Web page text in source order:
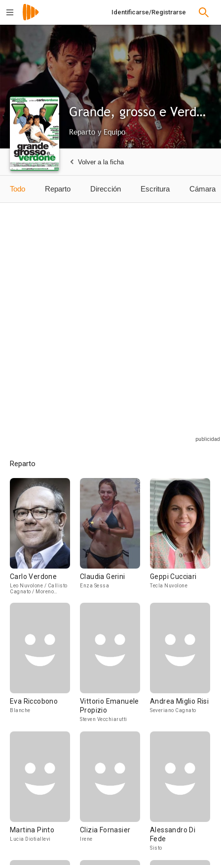
Identificarse/Registrarse
Grande, grosso e Verdone
Reparto y Equipo
Volver a la ficha
Todo Reparto Dirección Escritura Cámara
Reparto
Carlo Verdone
Leo Nuvolone / Callisto
Cagnato / Moreno
L'onorevole
Claudia Gerini
Enza Sessa
Geppi Cucciari
Tecla Nuvolone
Eva Riccobono
Blanche
Vittorio Emanuele
Propizio
Steven Vecchiarutti
Andrea Miglio Risi
Severiano Cagnato
Martina Pinto
Lucia Diotiallevi
Clizia Fornasier
Irene
Alessandro Di
Fede
Sisto